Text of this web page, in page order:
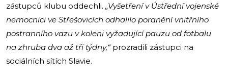
zástupců klubu oddechli. „Vyšetření v Ústřední vojenské
nemocnici ve Střešovicích odhalilo poranění vnitřního
postranního vazu v koleni vyžadující pauzu od fotbalu
na zhruba dva až tři týdny,“prozradili zástupci na
sociálních sítích Slavie.